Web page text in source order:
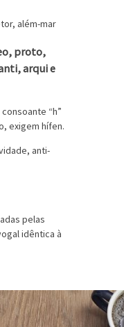
além-mar
proto,
arqui e
“h”
exigem hífen.
anti-
pelas
idêntica à